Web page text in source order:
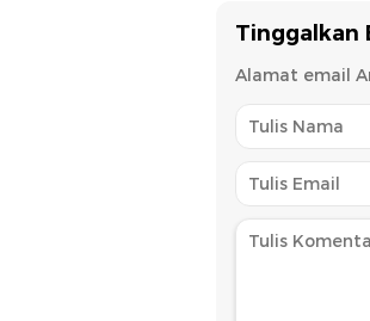
Tinggalkan
Alamat email